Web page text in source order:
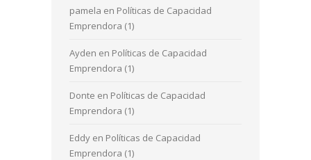
pamela en Políticas de Capacidad
Emprendora (1)
Ayden en Políticas de Capacidad
Emprendora (1)
Donte en Políticas de Capacidad
Emprendora (1)
Eddy en Políticas de Capacidad
Emprendora (1)